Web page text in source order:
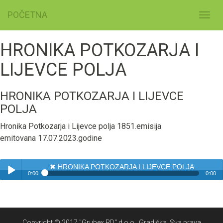
POČETNA
HRONIKA POTKOZARJA I
LIJEVCE POLJA
HRONIKA POTKOZARJA I LIJEVCE
POLJA
Hronika Potkozarja i Lijevce polja 1851.emisija
emitovana 17.07.2023.godine
✖ HRONIKA POTKOZARJA I LIJEVCE POLJA
0:00 0:00